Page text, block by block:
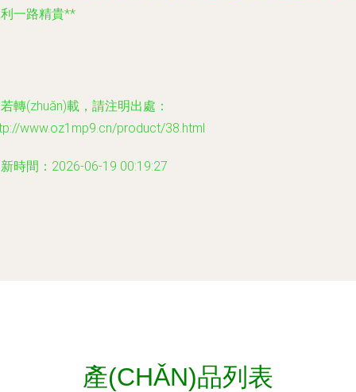
一路精貴**
轉(zhuǎn)載，請注明出處：
www.oz1mp9.cn/product/38.html
時間：2026-06-19 00:19:27
產(CHǍN)品列表